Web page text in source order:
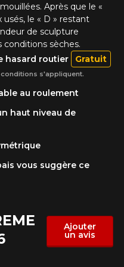
Après que le «
le « D » restant
de sculpture
sèches.
au roulement
haut niveau de
vous suggère ce
hasard routier Gratuit
s'appliquent.
Ajouter
un avis